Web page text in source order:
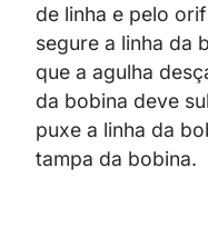
de linha e pelo
segure a linha da
que a agulha
da bobina deve
puxe a linha da
tampa da bobina.